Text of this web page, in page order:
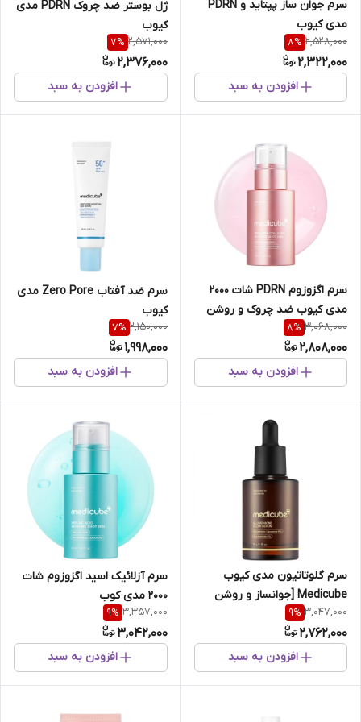
سرم جوان ساز پپتاید و PDRN
مدی کیوب
2,528,000
8%
2,322,000
افزودن به سبد
ژل بوستر ضد چروک PDRN مدی
کیوب
2,571,000
7%
2,376,000
افزودن به سبد
سرم اگزوزوم PDRN شات 2000
مدی کیوب ضد چروک و روشن
کننده
3,068,000
8%
2,808,000
افزودن به سبد
سرم ضد آفتاب Zero Pore مدی
کیوب
2,150,000
7%
1,998,000
افزودن به سبد
سرم گلوتاتیون مدی کیوب
Medicube [جوانساز و روشن
کننده]
3,047,000
9%
2,762,000
افزودن به سبد
سرم آزلائیک اسید اگزوزوم شات
2000 مدی کوب
3,357,000
9%
3,042,000
افزودن به سبد